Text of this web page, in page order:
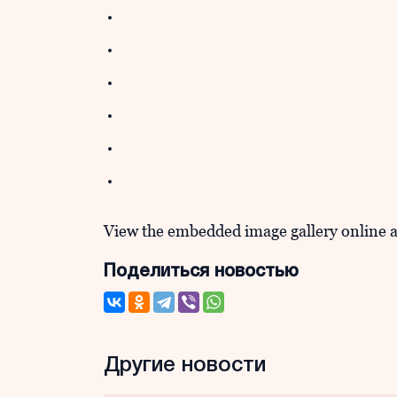
View the embedded image gallery online
Поделиться новостью
Другие новости